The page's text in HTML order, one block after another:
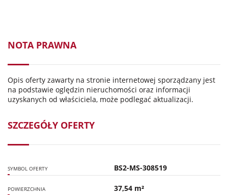
NOTA PRAWNA
Opis oferty zawarty na stronie internetowej sporządzany jest
na podstawie oględzin nieruchomości oraz informacji
uzyskanych od właściciela, może podlegać aktualizacji.
SZCZEGÓŁY OFERTY
SYMBOL OFERTY BS2-MS-308519
POWIERZCHNIA 37,54 m²